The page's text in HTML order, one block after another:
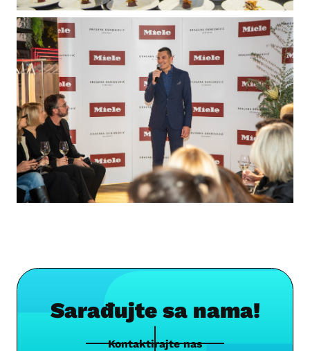
Sarađujte sa nama!
Kontaktirajte nas